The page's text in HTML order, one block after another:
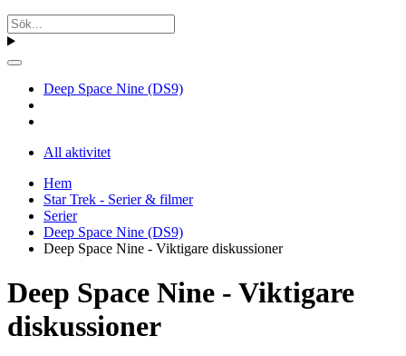
Deep Space Nine (DS9)
All aktivitet
Hem
Star Trek - Serier & filmer
Serier
Deep Space Nine (DS9)
Deep Space Nine - Viktigare diskussioner
Deep Space Nine - Viktigare
diskussioner